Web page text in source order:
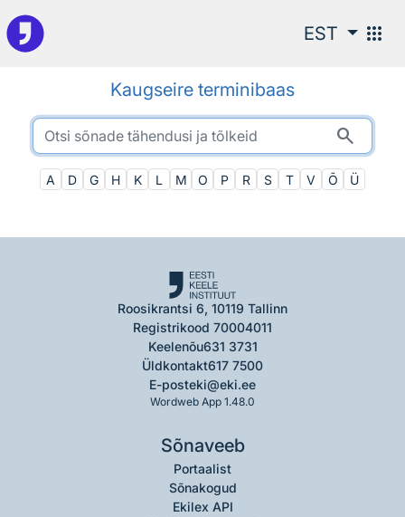
Otsingu juurde
EST apps
Kaugseire terminibaas
search
A D G H K L M O P R S T V Õ Ü
Roosikrantsi 6, 10119 Tallinn
Registrikood 70004011
Keelenõu631 3731
Üldkontakt617 7500
E-posteki@eki.ee
Wordweb App 1.48.0
Sõnaveeb
Portaalist
Sõnakogud
Ekilex API